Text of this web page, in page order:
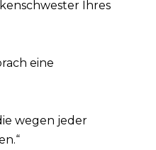
Ihres
eine
wegen jeder